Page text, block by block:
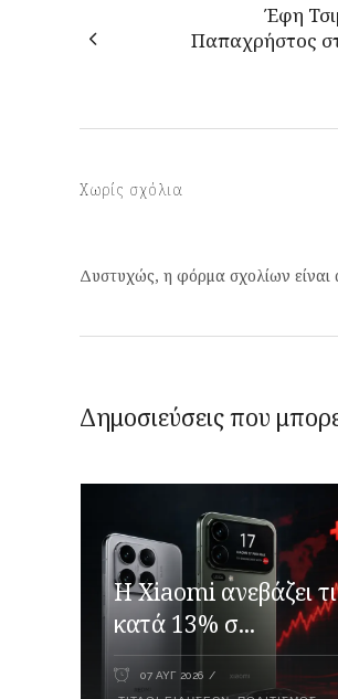
Έφη
Παπαχρήστος
Χωρίς σχόλια
Δυστυχώς, η φόρμα σχολίων είναι
Δημοσιεύσεις που
Η Xiaomi ανεβάζει
κατά 13% σ...
07 ΑΥΓ 2026